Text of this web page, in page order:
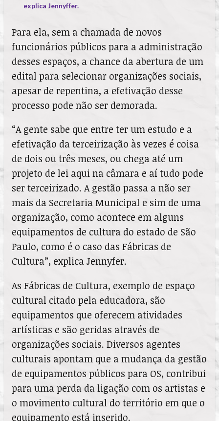
explica Jennyffer.
Para ela, sem a chamada de novos
funcionários públicos para a administração
desses espaços, a chance da abertura de um
edital para selecionar organizações sociais,
apesar de repentina, a efetivação desse
processo pode não ser demorada.
“A gente sabe que entre ter um estudo e a
efetivação da terceirização às vezes é coisa
de dois ou três meses, ou chega até um
projeto de lei aqui na câmara e aí tudo pode
ser terceirizado. A gestão passa a não ser
mais da Secretaria Municipal e sim de uma
organização, como acontece em alguns
equipamentos de cultura do estado de São
Paulo, como é o caso das Fábricas de
Cultura”, explica Jennyfer.
As Fábricas de Cultura, exemplo de espaço
cultural citado pela educadora, são
equipamentos que oferecem atividades
artísticas e são geridas através de
organizações sociais. Diversos agentes
culturais apontam que a mudança da gestão
de equipamentos públicos para OS, contribui
para uma perda da ligação com os artistas e
o movimento cultural do território em que o
equipamento está inserido.